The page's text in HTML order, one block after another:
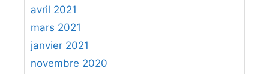
avril 2021
mars 2021
janvier 2021
novembre 2020